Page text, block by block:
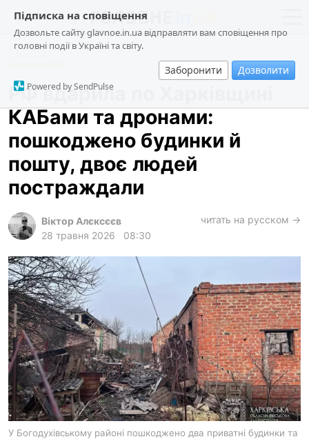
Підписка на сповіщення
Дозвольте сайту glavnoe.in.ua відправляти вам сповіщення про
головні події в Україні та світу.
Заборонити Дозволити
Powered by SendPulse
новини
про проєкт
суспільство
події
кримінал
техно
лонгріди
gambling
ua ru en
Події
РФ вдарила по Харківщині
КАБами та дронами:
пошкоджено будинки й
пошту, двоє людей
постраждали
Віктор Алєксєєв
28 травня 2026
08:30
читать на русском →
У Богодухівському районі пошкоджено два приватні будинки та